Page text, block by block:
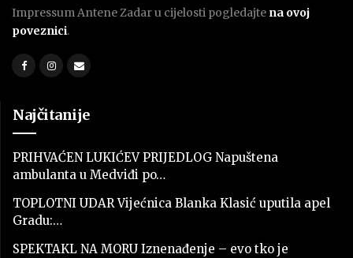
Impressum Antene Zadar u cijelosti pogledajte na ovoj
poveznici.
Najčitanije
PRIHVAĆEN LUKIĆEV PRIJEDLOG Napuštena
ambulanta u Medviđi po…
TOPLOTNI UDAR Vijećnica Blanka Klasić uputila apel
Gradu:…
SPEKTAKL NA MORU Iznenađenje – evo tko je